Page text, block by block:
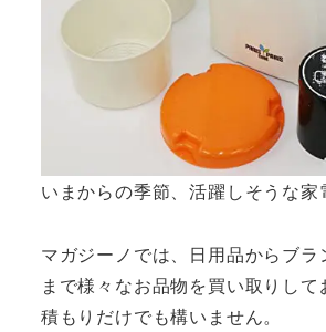
いまからの季節、活躍しそうな家
マガジーノでは、日用品からブラ
まで様々なお品物を買い取りし
積もりだけでも構いません。